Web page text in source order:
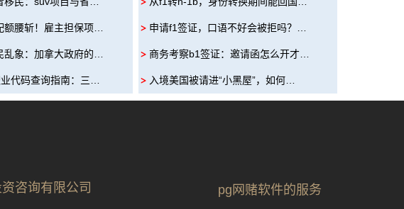
额腰斩！雇主担保项…
乱象：加拿大政府的…
代码查询指南：三…
申请f1签证，口语不好会被拒吗？…
商务考察b1签证：邀请函怎么开才…
入境美国被请进“小黑屋”，如何…
咨询有限公司 pg网赌软件的服务